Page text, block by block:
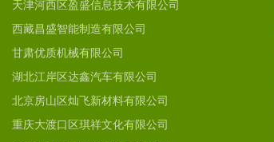
天津河西区盈盛信息技术有限公司
西藏昌盛智能制造有限公司
甘肃优质机械有限公司
湖北江岸区达鑫汽车有限公司
北京房山区灿飞新材料有限公司
重庆大渡口区琪祥文化有限公司